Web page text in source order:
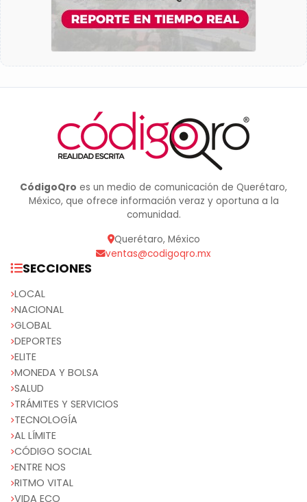
CódigoQro es un medio de comunicación de Querétaro,
México, que ofrece información veraz y oportuna a la
comunidad.
Querétaro, México
ventas@codigoqro.mx
SECCIONES
LOCAL
NACIONAL
GLOBAL
DEPORTES
ELITE
MONEDA Y BOLSA
SALUD
TRÁMITES Y SERVICIOS
TECNOLOGÍA
AL LÍMITE
CÓDIGO SOCIAL
ENTRE NOS
RITMO VITAL
VIDA ECO